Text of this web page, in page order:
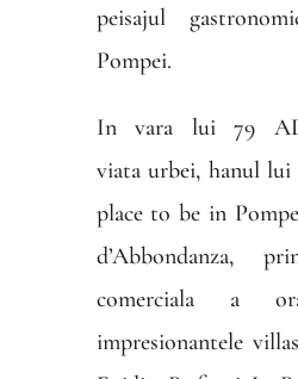
peisajul
Pompei.
In vara lui 79
viata urbei, hanul
place to be in
d’Abbondanza,
comerciala a
impresionantele